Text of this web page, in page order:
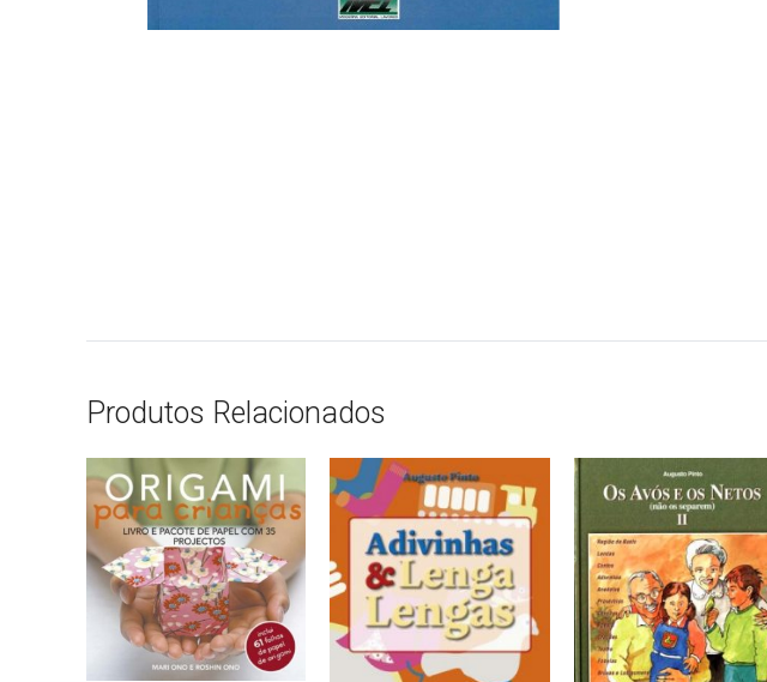
Produtos Relacionados